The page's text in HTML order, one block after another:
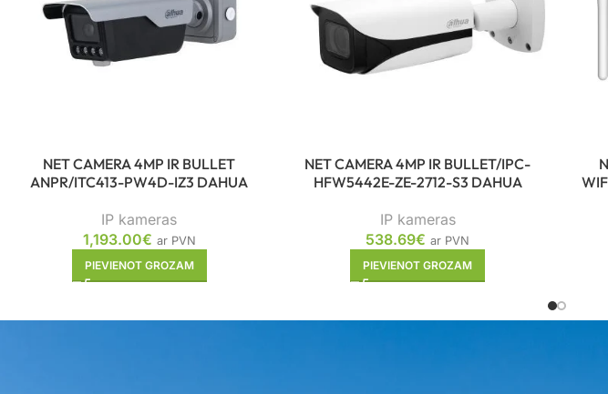
NET CAMERA 4MP IR BULLET
ANPR/ITC413-PW4D-IZ3 DAHUA
IP kameras
1,193.00€ ar PVN
PIEVIENOT GROZAM
NET CAMERA 4MP IR BULLET/IPC-
HFW5442E-ZE-2712-S3 DAHUA
IP kameras
538.69€ ar PVN
PIEVIENOT GROZAM